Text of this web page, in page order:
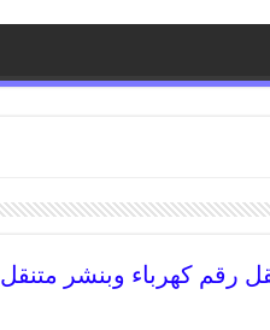
99009551 كراج متنقل رقم كهرباء وبنشر متنقل